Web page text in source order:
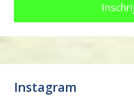
Instagram